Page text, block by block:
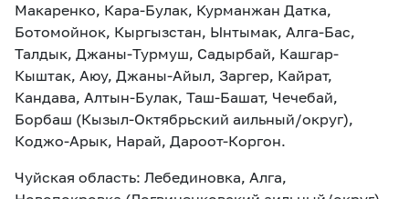
Макаренко, Кара-Булак, Курманжан Датка,
Ботомойнок, Кыргызстан, Ынтымак, Алга-Бас,
Талдык, Джаны-Турмуш, Садырбай, Кашгар-
Кыштак, Аюу, Джаны-Айыл, Заргер, Кайрат,
Кандава, Алтын-Булак, Таш-Башат, Чечебай,
Борбаш (Кызыл-Октябрьский аильный/округ),
Коджо-Арык, Нарай, Дароот-Коргон.
Чуйская область: Лебединовка, Алга,